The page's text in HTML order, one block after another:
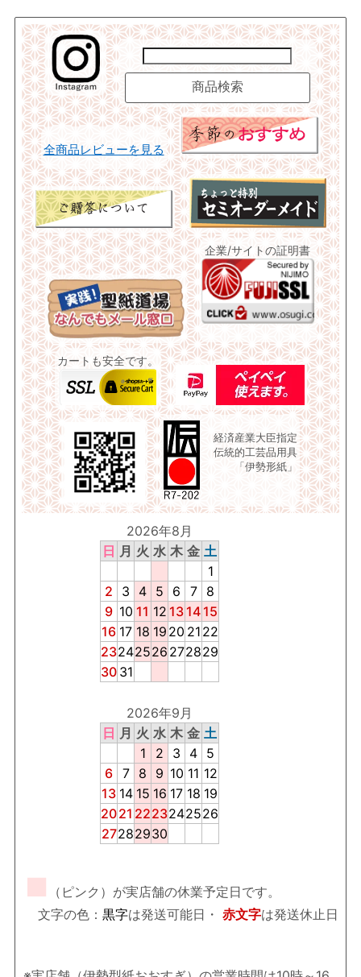
全商品レビューを見る
企業/サイトの証明書
カートも安全です。
経済産業大臣指定
伝統的工芸品用具
「伊勢形紙」
2026年8月
日 月 火 水 木 金 土
1
2
3 4 5 6 7
8
9 10 11 12 13 14 15
16 17 18 19 20 21 22
23242526 272829
30 31
2026年9月
日 月 火 水 木 金 土
1
2 3 4 5
6 7 8 9 10 11 12
13 14 15 16 17 18 19
2021 2223242526
27282930
■
（ピンク）が実店舗の休業予定日です。
文字の色： 黒字は発送可能日・ 赤文字は発送休止日